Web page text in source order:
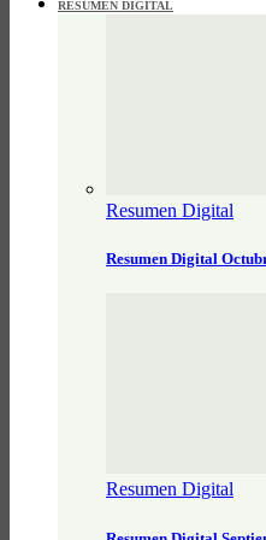
RESUMEN DIGITAL
Resumen Digital
Resumen Digital
Resumen Digital